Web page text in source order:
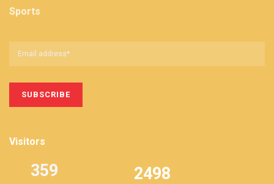
Sports
Visitors
359 2498